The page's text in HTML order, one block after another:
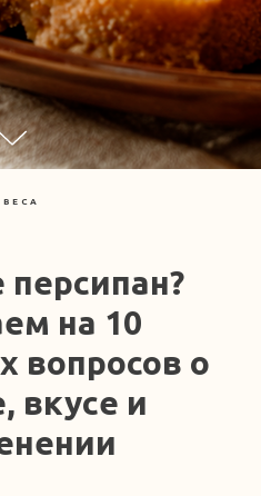
персипан?
на 10
вопросов о
вкусе и